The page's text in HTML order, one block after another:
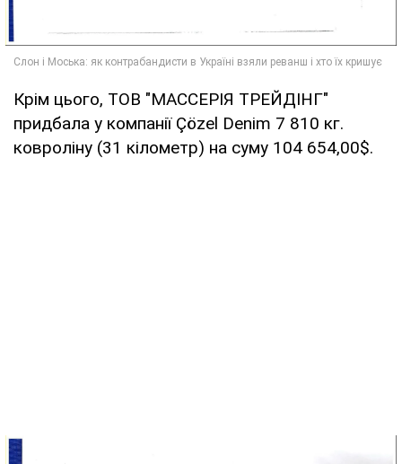
Крім цього, ТОВ "МАССЕРІЯ ТРЕЙДІНГ"
придбала у компанії Çözel Denim 7 810 кг.
ковроліну (31 кілометр) на суму 104 654,00$.